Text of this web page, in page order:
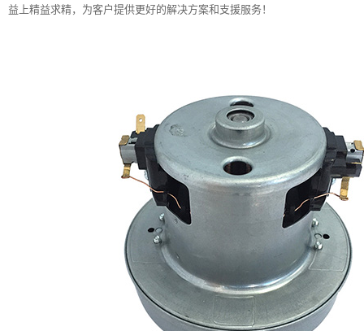
益上精益求精，为客户提供更好的解决方案和支援服务！